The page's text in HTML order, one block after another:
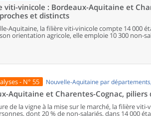
viti-vinicole : Bordeaux-Aquitaine et
et distincts
Aquitaine, la filière viti-vinicole compte 14 000
orientation agricole, elle emploie 10 300 non-
régionale. De la culture de la vigne aux
s’impose ainsi comme une région de
sous signe de qualité et fortement orienté vers
différenciée. Si, dans le bassin Bordeaux-
de vinification et de commercialisation, dans le
avec une place importante consacrée à
part des ouvriers est deux fois plus importante
celle des ouvriers agricoles, entraînant des
- N° 55 Nouvelle-Aquitaine par
Aquitaine et Charentes-Cognac,
de la vigne à la mise sur le marché, la filière
dont 20 % de non-salariés, dans 14 000